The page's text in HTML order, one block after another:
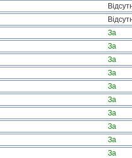
За
За
За
За
За
За
За
За
За
За